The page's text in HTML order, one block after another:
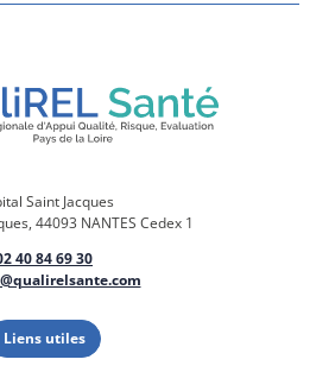
Saint Jacques
44093 NANTES Cedex 1
40 84 69 30
Liens utiles